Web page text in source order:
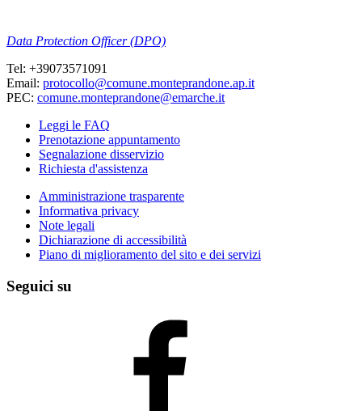
Data Protection Officer (DPO)
Tel: +39073571091
Email: protocollo@comune.monteprandone.ap.it
PEC: comune.monteprandone@emarche.it
Leggi le FAQ
Prenotazione appuntamento
Segnalazione disservizio
Richiesta d'assistenza
Amministrazione trasparente
Informativa privacy
Note legali
Dichiarazione di accessibilità
Piano di miglioramento del sito e dei servizi
Seguici su